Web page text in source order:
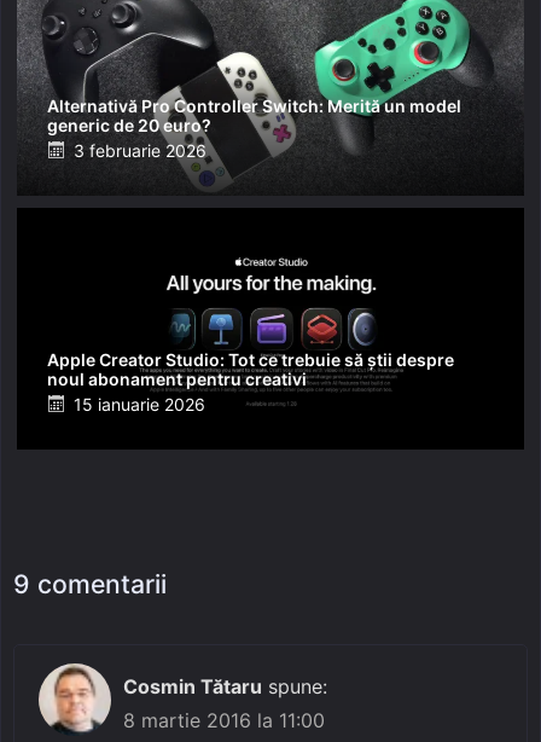
Alternativă Pro Controller Switch: Merită un model
generic de 20 euro?
Posted
3 februarie 2026
Apple Creator Studio: Tot ce trebuie să știi despre
noul abonament pentru creativi
Posted
15 ianuarie 2026
9 comentarii
Cosmin Tătaru spune:
8 martie 2016 la 11:00